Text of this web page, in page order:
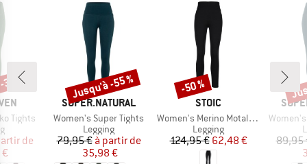
Tights
group
réduit
de
%
MARQUE
SUPER.NATURAL
Article
Women's Super Tights
Product group
Legging
Prix
79,95 € Prix réduit
à partir de
35,98 €
Remise
Jusqu'à -55 %
MARQUE
STOIC
Article
Women's Merino MotalaSt. Tights
Product group
Legging
Prix
124,95 €Prix réduit
62,48 €
Remise
-50 %
Article
89,95